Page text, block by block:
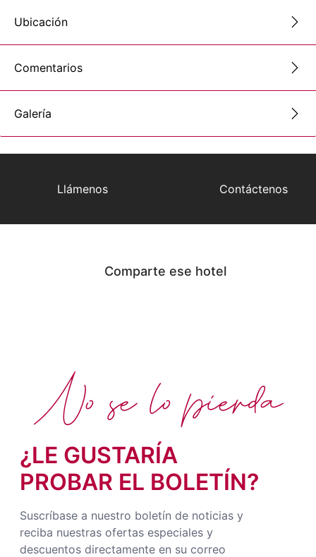
Ubicación
Comentarios
Galería
Llámenos Contáctenos
Comparte ese hotel
¿LE GUSTARÍA
PROBAR EL BOLETÍN?
Suscríbase a nuestro boletín de noticias y
reciba nuestras ofertas especiales y
descuentos directamente en su correo
No se lo pierda